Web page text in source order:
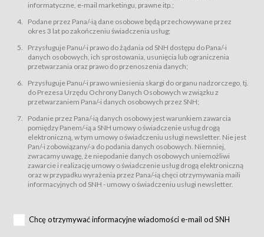
usługę przeglądania i odczytywania przez Usługobiorców materiałów
zamieszczanych w Serwisie,
usługę utrzymywania konta użytkownika w Serwisie,
usługę newsletter,
usługę zawierania na odległość umów nabycia Karnetów i Biletów,
usługę zawierania na odległość umów sprzedaży w Sklepie.
dnia 18 lipca 2002 r. o świadczeniu usług drogą elektroniczną (Dz.U. z 2002
r., Nr 144, poz. 1204, z późń. zm.). Usługi świadczone są nieodpłatnie.
Na zasadach określonych w Regulaminie dostęp do Serwisu jest otwarty dla
Usługobiorca przed rozpoczęciem korzystania z Serwisu jest zobowiązany
zapoznać się z Regulaminem. Założenie konta w Serwisie oraz zamówienie
usługi newsletter za pośrednictwem przeznaczonego do tego formularza
zamieszczonego na stronach Serwisu dostępnych dla wszystkich
Usługobiorców wymaga akceptacji postanowień Regulaminu.
Usługobiorca zobowiązany jest do przestrzegania postanowień Regulaminu
od chwili rozpoczęcia korzystania z Serwisu.
Regulamin jest udostępniony Usługobiorcom nieodpłatnie za
Warunki techniczne korzystania z Usług
informatyczne, e-mail marketingu, prawne itp.;
Podane przez Pana/-ią dane osobowe będą przechowywane przez
okres 3 lat po zakończeniu świadczenia usług;
Przysługuje Panu/-i prawo do żądania od SNH dostępu do Pana/-i
danych osobowych, ich sprostowania, usunięcia lub ograniczenia
przetwarzania oraz prawo do przenoszenia danych;
Przysługuje Panu/-i prawo wniesienia skargi do organu nadzorczego, tj.
do Prezesa Urzędu Ochrony Danych Osobowych w związku z
przetwarzaniem Pana/-i danych osobowych przez SNH;
Podanie przez Pana/-ią danych osobowy jest warunkiem zawarcia
pomiędzy Panem/-ią a SNH umowy o świadczenie usług drogą
elektroniczną, w tym umowy o świadczeniu usługi newsletter. Nie jest
Pan/-i zobowiązany/-a do podania danych osobowych. Niemniej,
zwracamy uwagę, że niepodanie danych osobowych uniemożliwi
zawarcie i realizację umowy o świadczenie usług drogą elektroniczną
oraz w przypadku wyrażenia przez Pana/-ią chęci otrzymywania maili
informacyjnych od SNH - umowy o świadczeniu usługi newsletter.
Chcę otrzymywać informacyjne wiadomości e-mail od SNH